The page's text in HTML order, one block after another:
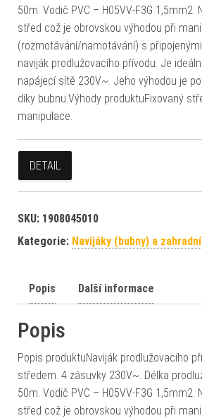
50m. Vodič PVC – H05VV-F3G 1,5mm2.
střed což je obrovskou výhodou při
(rozmotávání/namotávání) s
naviják prodlužovacího přívodu. Je
napájecí sítě 230V~. Jeho výhodou je
díky bubnu.Výhody produktuFixovaný
manipulace.
DETAIL
SKU: 1908045010
Kategorie: Navijáky (bubny) a
Popis Další informace
Popis
Popis produktuNaviják prodlužovacího
středem. 4 zásuvky 230V~. Délka
50m. Vodič PVC – H05VV-F3G 1,5mm2.
střed což je obrovskou výhodou při